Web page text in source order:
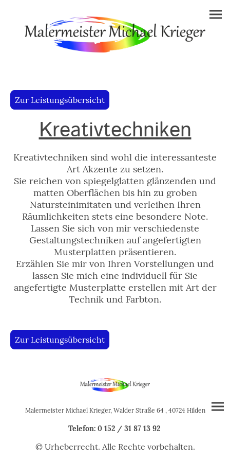
Kreativtechniken
Zur Leistungsübersicht
Kreativtechniken sind wohl die interessanteste
Art Akzente zu setzen.
Sie reichen von spiegelglatten glänzenden und
matten Oberflächen bis hin zu groben
Natursteinimitaten und verleihen Ihren
Räumlichkeiten stets eine besondere Note.
Lassen Sie sich von mir verschiedenste
Gestaltungstechniken auf angefertigten
Musterplatten präsentieren.
Erzählen Sie mir von Ihren Vorstellungen und
lassen Sie mich eine individuell für Sie
angefertigte Musterplatte erstellen mit Art der
Technik und Farbton.
Zur Leistungsübersicht
Malermeister Michael Krieger, Walder Straße 64 , 40724 Hilden
Telefon: 0 152 / 31 87 13 92
© Urheberrecht. Alle Rechte vorbehalten.